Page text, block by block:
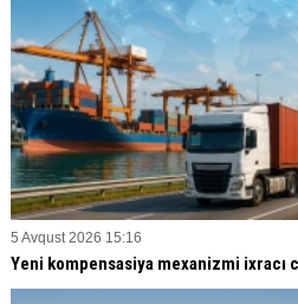
5 Avqust 2026 15:16
Yeni kompensasiya mexanizmi ixracı